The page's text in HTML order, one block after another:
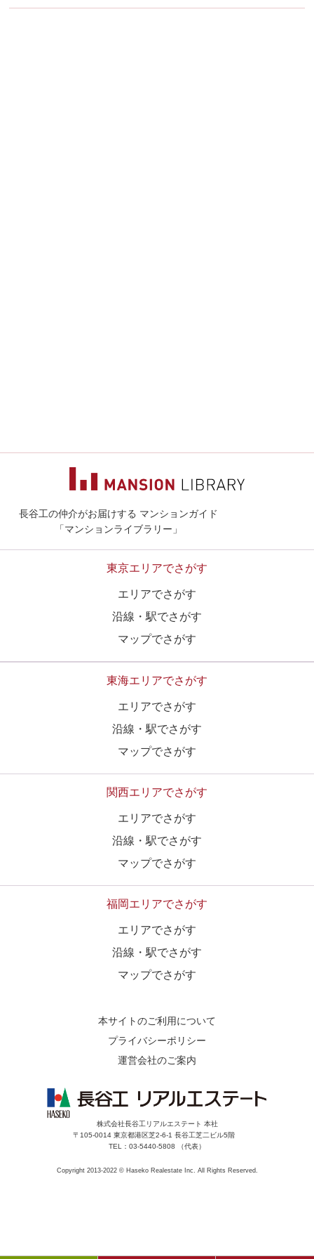
長谷工の仲介がお届けする マンションガイド
「マンションライブラリー」
東京エリアでさがす
エリアでさがす
沿線・駅でさがす
マップでさがす
東海エリアでさがす
エリアでさがす
沿線・駅でさがす
マップでさがす
関西エリアでさがす
エリアでさがす
沿線・駅でさがす
マップでさがす
福岡エリアでさがす
エリアでさがす
沿線・駅でさがす
マップでさがす
本サイトのご利用について
プライバシーポリシー
運営会社のご案内
株式会社長谷工リアルエステート 本社
〒105-0014 東京都港区芝2-6-1 長谷工芝二ビル5階
TEL：03-5440-5808 （代表）
Copyright 2013-2022 © Haseko Realestate Inc. All Rights Reserved.